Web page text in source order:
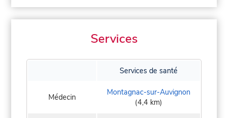
Services
Services de santé
Médecin
Montagnac-sur-Auvignon
(4,4 km)